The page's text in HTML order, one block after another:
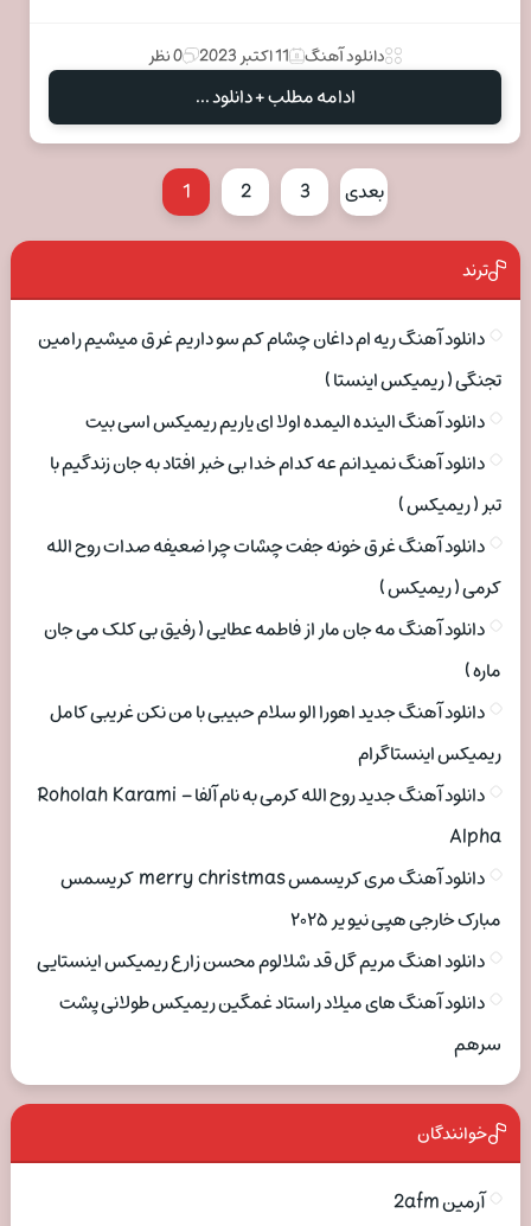
دانلود آهنگ 11 اکتبر 2023 0 نظر
ادامه مطلب + دانلود ...
1 2 3 بعدی
ترند
دانلود آهنگ ریه ام داغان چشام کم سو داریم غرق میشیم رامین
تجنگی ( ریمیکس اینستا )
دانلود آهنگ الینده الیمده اولا ای یاریم ریمیکس اسی بیت
دانلود آهنگ نمیدانم عه کدام خدا بی خبر افتاد به جان زندگیم با
تبر ( ریمیکس )
دانلود آهنگ غرق خونه جفت چشات چرا ضعیفه صدات روح الله
کرمی ( ریمیکس )
دانلود آهنگ مه جان مار از فاطمه عطایی ( رفیق بی کلک می جان
ماره )
دانلود آهنگ جدید اهورا الو سلام حبیبی با من نکن غریبی کامل
ریمیکس اینستاگرام
دانلود آهنگ جدید روح الله کرمی به نام آلفا Roholah Karami –
Alpha
دانلود آهنگ مری کریسمس merry christmas کریسمس
مبارک خارجی هپی نیو یر ۲۰۲۵
دانلود اهنگ مریم گل قد شلالوم محسن زارع ریمیکس اینستایی
دانلود آهنگ های میلاد راستاد غمگین ریمیکس طولانی پشت
سرهم
خوانندگان
آرمین 2afm